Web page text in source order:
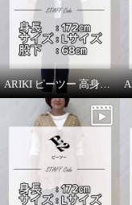
ARIKI ピーツー 高身長スタッフがはいてみました！